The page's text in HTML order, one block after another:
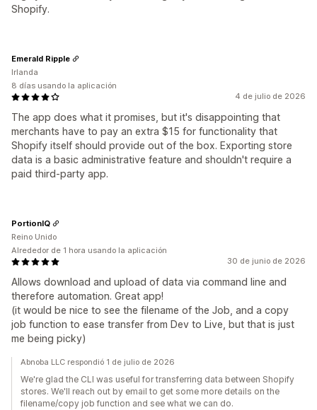
Shopify.
4 de julio de 2026
The app does what it promises, but it's disappointing that
merchants have to pay an extra $15 for functionality that
Shopify itself should provide out of the box. Exporting store
data is a basic administrative feature and shouldn't require a
paid third-party app.
Emerald Ripple
Irlanda
8 días usando la aplicación
30 de junio de 2026
Allows download and upload of data via command line and
therefore automation. Great app!
(it would be nice to see the filename of the Job, and a copy
job function to ease transfer from Dev to Live, but that is just
me being picky)
PortionIQ
Reino Unido
Alrededor de 1 hora usando la aplicación
Abnoba LLC respondió 1 de julio de 2026
We're glad the CLI was useful for transferring data between Shopify
stores. We'll reach out by email to get some more details on the
filename/copy job function and see what we can do.